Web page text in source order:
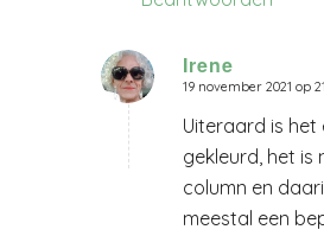
Irene
zegt:
19 november 2021 op
Uiteraard is het
gekleurd, het is
column en
meestal een